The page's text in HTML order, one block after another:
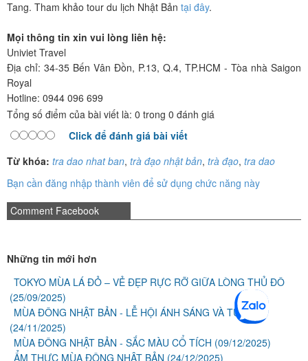
Tang. Tham khảo tour du lịch Nhật Bản tại đây.
Mọi thông tin xin vui lòng liên hệ:
Univiet Travel
Địa chỉ: 34-35 Bến Vân Đồn, P.13, Q.4, TP.HCM - Tòa nhà Saigon
Royal
Hotline: 0944 096 699
Tổng số điểm của bài viết là: 0 trong 0 đánh giá
Click để đánh giá bài viết
Từ khóa: tra dao nhat ban, trà đạo nhật bản, trà đạo, tra dao
Bạn cần đăng nhập thành viên để sử dụng chức năng này
Comment Facebook
Những tin mới hơn
TOKYO MÙA LÁ ĐỎ – VẺ ĐẸP RỰC RỠ GIỮA LÒNG THỦ ĐÔ
(25/09/2025)
MÙA ĐÔNG NHẬT BẢN - LỄ HỘI ÁNH SÁNG VÀ TUYẾT
(24/11/2025)
MÙA ĐÔNG NHẬT BẢN - SẮC MÀU CỔ TÍCH (09/12/2025)
ẨM THỰC MÙA ĐÔNG NHẬT BẢN (24/12/2025)